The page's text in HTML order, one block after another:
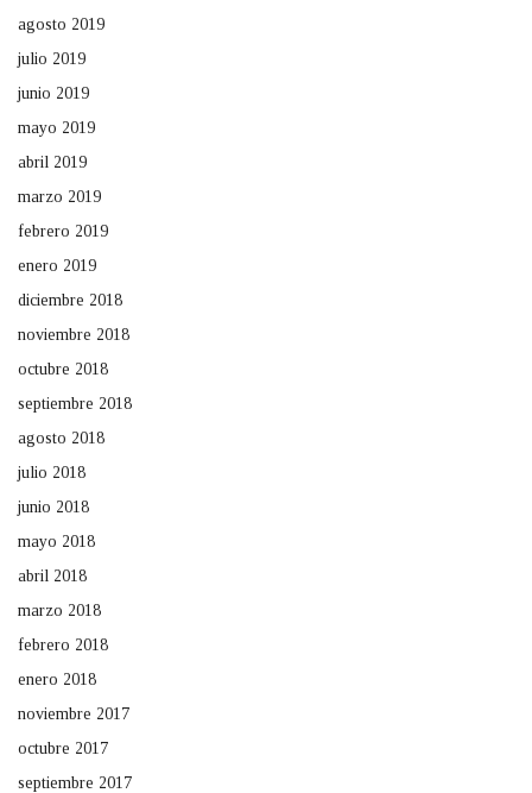
agosto 2019
julio 2019
junio 2019
mayo 2019
abril 2019
marzo 2019
febrero 2019
enero 2019
diciembre 2018
noviembre 2018
octubre 2018
septiembre 2018
agosto 2018
julio 2018
junio 2018
mayo 2018
abril 2018
marzo 2018
febrero 2018
enero 2018
noviembre 2017
octubre 2017
septiembre 2017